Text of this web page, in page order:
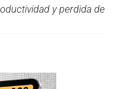
y perdida de